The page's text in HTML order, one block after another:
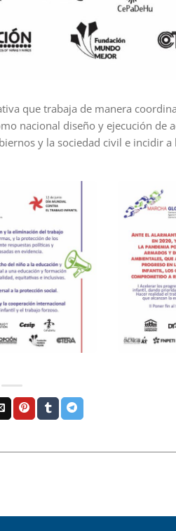
que trabaja de manera
nacional diseño y ejecución de
y la sociedad civil e incidir a